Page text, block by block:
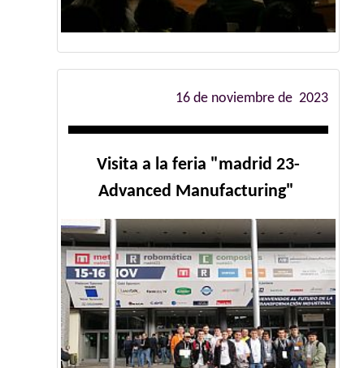
16 de noviembre de 2023
Visita a la feria "madrid 23-
Advanced Manufacturing"